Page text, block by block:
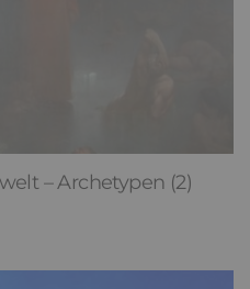
– Archetypen (2)